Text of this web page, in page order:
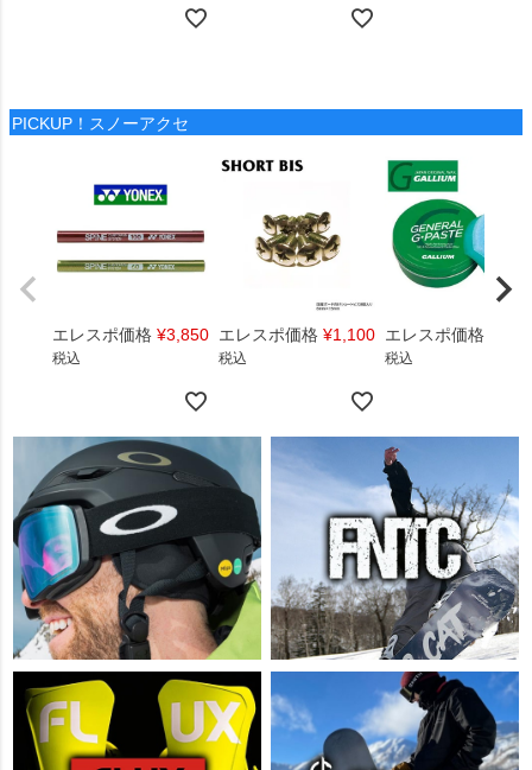
PICKUP！スノーアクセ
エレスポ価格 ¥3,850
税込
エレスポ価格 ¥1,100
税込
エレスポ価格
税込